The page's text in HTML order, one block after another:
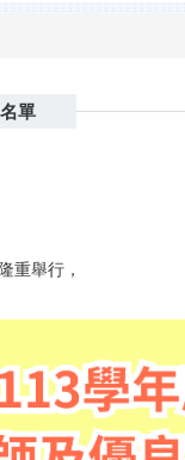
單
重舉行，